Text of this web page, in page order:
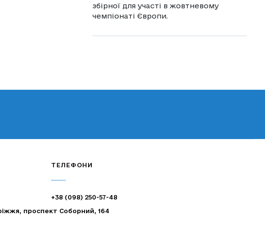
збірної для участі в жовтневому
чемпіонаті Європи.
проспект Соборний, 164
ТЕЛЕФОНИ
+38 (098) 250-57-48